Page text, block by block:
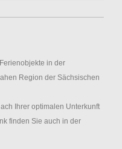
in der
Region der Sächsischen
Ihrer optimalen Unterkunft
finden Sie auch in der